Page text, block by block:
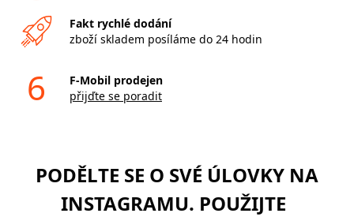
Fakt rychlé dodání
zboží skladem posíláme do 24 hodin
6
F-Mobil prodejen
přijďte se poradit
PODĚLTE SE O SVÉ ÚLOVKY NA
INSTAGRAMU. POUŽIJTE